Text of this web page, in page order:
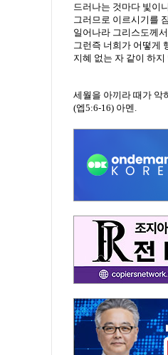
드러나는 것마다 빛이
그러므로 이르시기를
일어나라 그리스도께
그런즉 너희가 어떻게
지혜 없는 자 같이 하
세월을 아끼라 때가 악
(엡5:6-16) 아멘.